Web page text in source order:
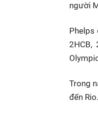
người
Phelps
2HCB,
Trong
đến Rio.